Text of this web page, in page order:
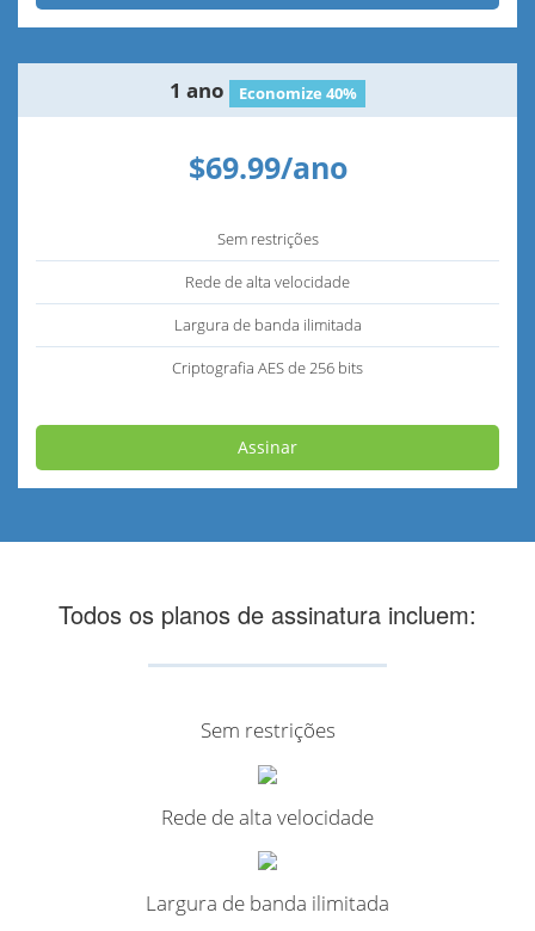
1 ano Economize 40%
$69.99/ano
Sem restrições
Rede de alta velocidade
Largura de banda ilimitada
Criptografia AES de 256 bits
Assinar
Todos os planos de assinatura incluem:
Sem restrições
Rede de alta velocidade
Largura de banda ilimitada